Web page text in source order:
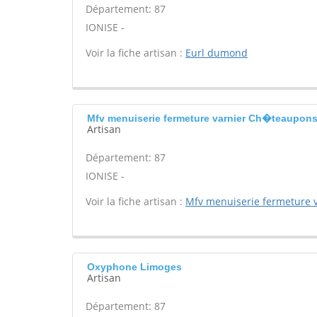
Département: 87
IONISE -
Voir la fiche artisan : Eurl dumond
Mfv menuiserie fermeture varnier
Artisan
Département: 87
IONISE -
Voir la fiche artisan : Mfv menuiserie fermeture
Oxyphone Limoges
Artisan
Département: 87